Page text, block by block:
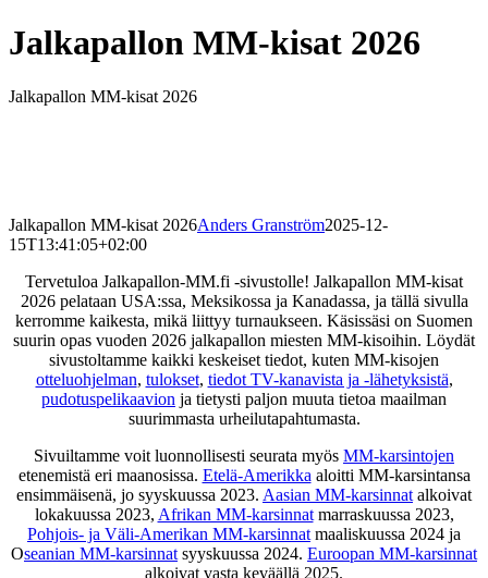
Jalkapallon MM-kisat 2026
Jalkapallon MM-kisat 2026
Jalkapallon MM-kisat 2026Anders Granström2025-12-
15T13:41:05+02:00
Tervetuloa Jalkapallon-MM.fi -sivustolle! Jalkapallon MM-kisat
2026 pelataan USA:ssa, Meksikossa ja Kanadassa, ja tällä sivulla
kerromme kaikesta, mikä liittyy turnaukseen. Käsissäsi on Suomen
suurin opas vuoden 2026 jalkapallon miesten MM-kisoihin. Löydät
sivustoltamme kaikki keskeiset tiedot, kuten MM-kisojen
otteluohjelman, tulokset, tiedot TV-kanavista ja -lähetyksistä,
pudotuspelikaavion ja tietysti paljon muuta tietoa maailman
suurimmasta urheilutapahtumasta.
Sivuiltamme voit luonnollisesti seurata myös MM-karsintojen
etenemistä eri maanosissa. Etelä-Amerikka aloitti MM-karsintansa
ensimmäisenä, jo syyskuussa 2023. Aasian MM-karsinnat alkoivat
lokakuussa 2023, Afrikan MM-karsinnatmarraskuussa 2023,
Pohjois- ja Väli-Amerikan MM-karsinnat maaliskuussa 2024 ja
Oseanian MM-karsinnat syyskuussa 2024. Euroopan MM-karsinnat
alkoivat vasta keväällä 2025.